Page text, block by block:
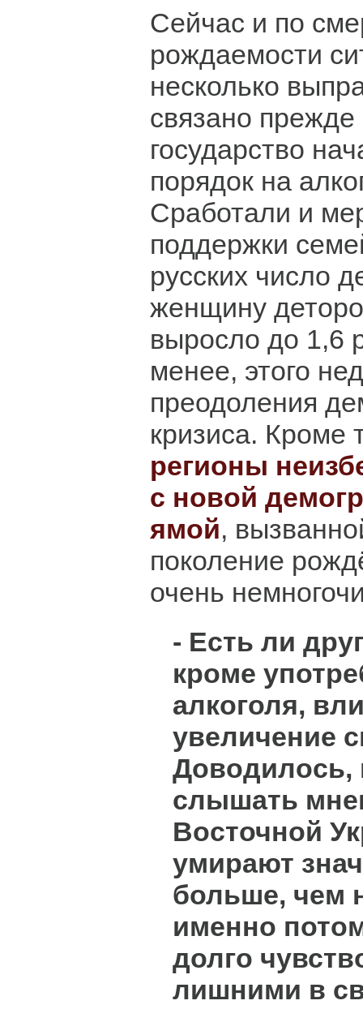
Сейчас и по
рождаемости
несколько
связано прежде
государство
порядок на
Сработали и
поддержки
русских число
женщину
выросло до 1,6
менее, этого
преодоления
кризиса. Кроме
регионы
с новой
ямой,
поколение
очень
- Есть ли
кроме
алкоголя,
увеличение
Доводилось,
слышать
Восточной
умирают
больше, чем
именно
долго
лишними в